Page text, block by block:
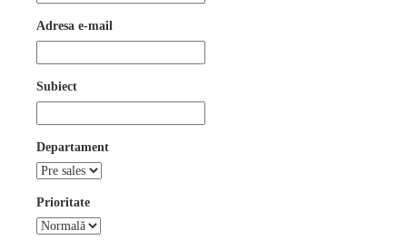
Adresa e-mail
Subiect
Departament
Prioritate